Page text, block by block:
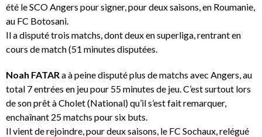
été le SCO Angers pour signer, pour deux saisons, en Roumanie,
au FC Botosani.
Il a disputé trois matchs, dont deux en superliga, rentrant en
cours de match (51 minutes disputées.
Noah FATAR a à peine disputé plus de matchs avec Angers, au
total 7 entrées en jeu pour 55 minutes de jeu. C’est surtout lors
de son prêt à Cholet (National) qu’il s’est fait remarquer,
enchaînant 25 matchs pour six buts.
Il vient de rejoindre, pour deux saisons, le FC Sochaux, relégué